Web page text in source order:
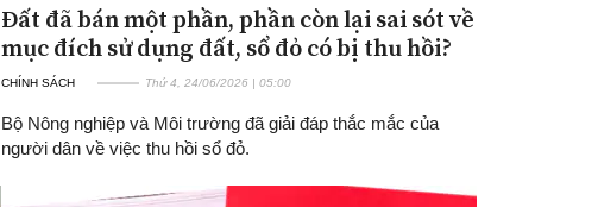
Đất đã bán một phần, phần còn lại sai sót về
mục đích sử dụng đất, sổ đỏ có bị thu hồi?
CHÍNH SÁCH Thứ 4, 24/06/2026 | 05:00
Bộ Nông nghiệp và Môi trường đã giải đáp thắc mắc của
người dân về việc thu hồi sổ đỏ.